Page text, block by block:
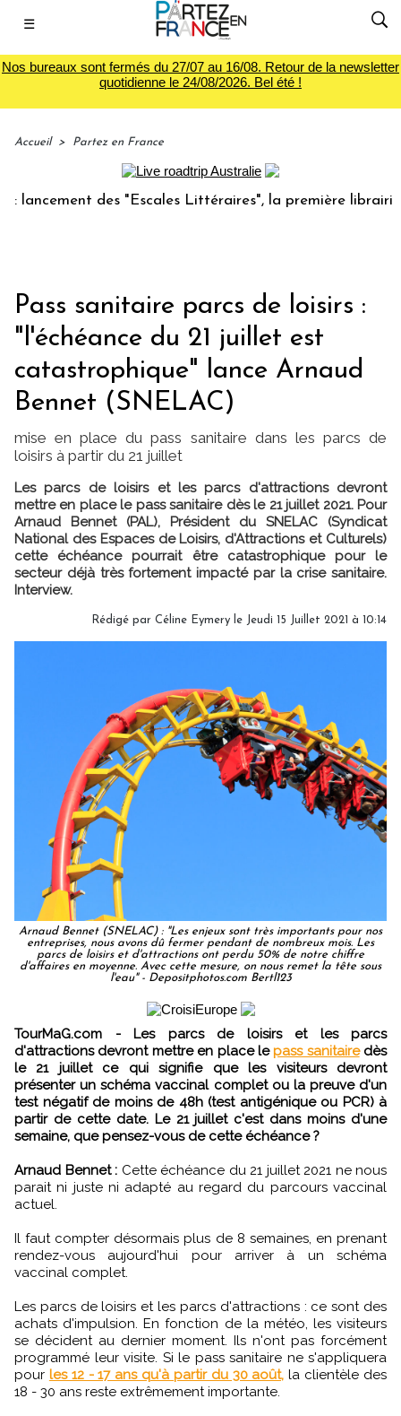
☰
Nos bureaux sont fermés du 27/07 au 16/08. Retour de la newsletter
quotidienne le 24/08/2026. Bel été !
Accueil > Partez en France
des "Escales Littéraires", la première librairie du
Pass sanitaire parcs de loisirs :
"l'échéance du 21 juillet est
catastrophique" lance Arnaud
Bennet (SNELAC)
mise en place du pass sanitaire dans les parcs de
loisirs à partir du 21 juillet
Les parcs de loisirs et les parcs d'attractions devront
mettre en place le pass sanitaire dès le 21 juillet 2021. Pour
Arnaud Bennet (PAL), Président du SNELAC (Syndicat
National des Espaces de Loisirs, d'Attractions et Culturels)
cette échéance pourrait être catastrophique pour le
secteur déjà très fortement impacté par la crise sanitaire.
Interview.
Rédigé par Céline Eymery le Jeudi 15 Juillet 2021 à 10:14
Arnaud Bennet (SNELAC) : "Les enjeux sont très importants pour nos
entreprises, nous avons dû fermer pendant de nombreux mois. Les
parcs de loisirs et d'attractions ont perdu 50% de notre chiffre
d'affaires en moyenne. Avec cette mesure, on nous remet la tête sous
l'eau" - Depositphotos.com Bertl123
TourMaG.com - Les parcs de loisirs et les parcs
d'attractions devront mettre en place le pass sanitaire dès
le 21 juillet ce qui signifie que les visiteurs devront
présenter un schéma vaccinal complet ou la preuve d'un
test négatif de moins de 48h (test antigénique ou PCR) à
partir de cette date. Le 21 juillet c'est dans moins d'une
semaine, que pensez-vous de cette échéance ?
Arnaud Bennet : Cette échéance du 21 juillet 2021 ne nous
parait ni juste ni adapté au regard du parcours vaccinal
actuel.
Il faut compter désormais plus de 8 semaines, en prenant
rendez-vous aujourd'hui pour arriver à un schéma
vaccinal complet.
Les parcs de loisirs et les parcs d'attractions : ce sont des
achats d'impulsion. En fonction de la météo, les visiteurs
se décident au dernier moment. Ils n'ont pas forcément
programmé leur visite. Si le pass sanitaire ne s'appliquera
pour les 12 - 17 ans qu'à partir du 30 août, la clientèle des
18 - 30 ans reste extrêmement importante.